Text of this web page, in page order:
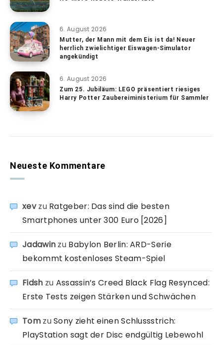
6. August 2026
Mutter, der Mann mit dem Eis ist da! Neuer
herrlich zwielichtiger Eiswagen-Simulator
angekündigt
6. August 2026
Zum 25. Jubiläum: LEGO präsentiert riesiges
Harry Potter Zaubereiministerium für Sammler
Neueste Kommentare
xevzu Ratgeber: Das sind die besten
Smartphones unter 300 Euro [2026]
Jadawin zu Babylon Berlin: ARD-Serie
bekommt kostenloses Steam-Spiel
Fidsh zu Assassin’s Creed Black Flag Resynced:
Erste Tests zeigen Stärken und Schwächen
TomzuSony zieht einen Schlussstrich:
PlayStation sagt der Disc endgültig Lebewohl